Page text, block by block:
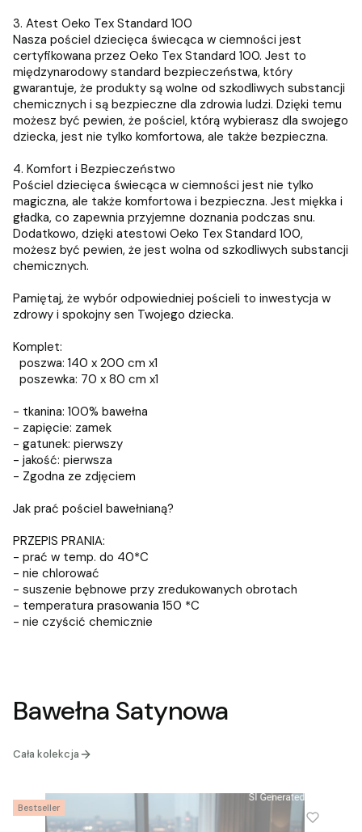
3. Atest Oeko Tex Standard 100
Nasza pościel dziecięca świecąca w ciemności jest
certyfikowana przez Oeko Tex Standard 100. Jest to
międzynarodowy standard bezpieczeństwa, który
gwarantuje, że produkty są wolne od szkodliwych substancji
chemicznych i są bezpieczne dla zdrowia ludzi. Dzięki temu
możesz być pewien, że pościel, którą wybierasz dla swojego
dziecka, jest nie tylko komfortowa, ale także bezpieczna.
4. Komfort i Bezpieczeństwo
Pościel dziecięca świecąca w ciemności jest nie tylko
magiczna, ale także komfortowa i bezpieczna. Jest miękka i
gładka, co zapewnia przyjemne doznania podczas snu.
Dodatkowo, dzięki atestowi Oeko Tex Standard 100,
możesz być pewien, że jest wolna od szkodliwych substancji
chemicznych.
Pamiętaj, że wybór odpowiedniej pościeli to inwestycja w
zdrowy i spokojny sen Twojego dziecka.
Komplet:
poszwa: 140 x 200 cm x1
poszewka: 70 x 80 cm x1
- tkanina: 100% bawełna
- zapięcie: zamek
- gatunek: pierwszy
- jakość: pierwsza
- Zgodna ze zdjęciem
Jak prać pościel bawełnianą?
PRZEPIS PRANIA:
- prać w temp. do 40*C
- nie chlorować
- suszenie bębnowe przy zredukowanych obrotach
- temperatura prasowania 150 *C
- nie czyścić chemicznie
Bawełna Satynowa
Cała kolekcja
Bestseller